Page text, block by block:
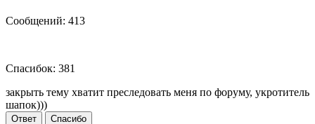
Сообщений: 413
Спасибок: 381
закрыть тему хватит преследовать меня по форуму, укротитель
шапок)))
Ответ Спасибо